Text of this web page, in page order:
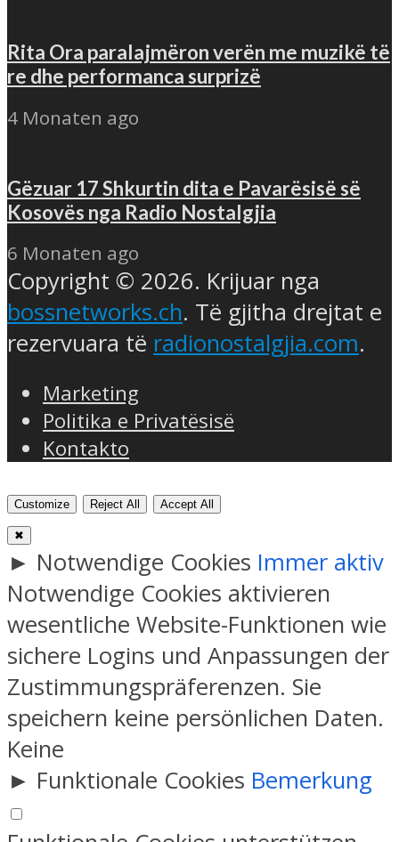
Rita Ora paralajmëron verën me muzikë të
re dhe performanca surprizë
4 Monaten ago
Gëzuar 17 Shkurtin dita e Pavarësisë së
Kosovës nga Radio Nostalgjia
6 Monaten ago
Copyright © 2026. Krijuar nga
bossnetworks.ch. Të gjitha drejtat e
rezervuara të radionostalgjia.com.
Marketing
Politika e Privatësisë
Kontakto
Customize Reject All Accept All
✖
► Notwendige Cookies Immer aktiv
Notwendige Cookies aktivieren
wesentliche Website-Funktionen wie
sichere Logins und Anpassungen der
Zustimmungspräferenzen. Sie
speichern keine persönlichen Daten.
Keine
► Funktionale Cookies Bemerkung